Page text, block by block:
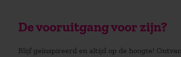
De vooruitgang voor zijn?
Blijf geïnspireerd en altijd op de hoogte!